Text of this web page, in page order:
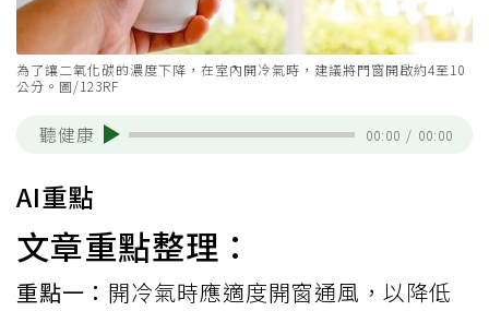
為了讓二氧化碳的濃度下降，在室內開冷氣時，建議將門窗開啟約4至10
公分。圖/123RF
聽健康 00:00 / 00:00
AI重點
文章重點整理：
重點一： 開冷氣時應適度開窗通風，以降低